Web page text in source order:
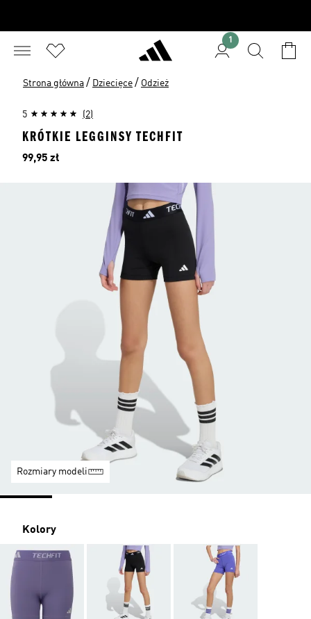
1
Strona główna / Dziecięce / Odzież
5 (2)
KRÓTKIE LEGGINSY TECHFIT
Cena
99,95 zł
Rozmiary modeli
Kolory